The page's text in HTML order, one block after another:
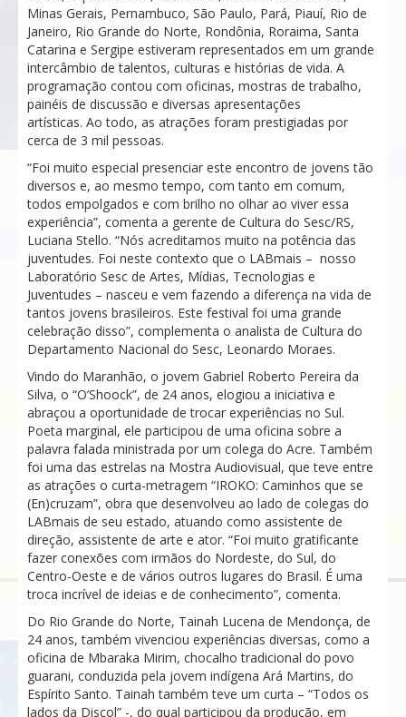
Minas Gerais, Pernambuco, São Paulo, Pará, Piauí, Rio de
Janeiro, Rio Grande do Norte, Rondônia, Roraima, Santa
Catarina e Sergipe estiveram representados em um grande
intercâmbio de talentos, culturas e histórias de vida. A
programação contou com oficinas, mostras de trabalho,
painéis de discussão e diversas apresentações
artísticas. Ao todo, as atrações foram prestigiadas por
cerca de 3 mil pessoas.
“Foi muito especial presenciar este encontro de jovens tão
diversos e, ao mesmo tempo, com tanto em comum,
todos empolgados e com brilho no olhar ao viver essa
experiência”, comenta a gerente de Cultura do Sesc/RS,
Luciana Stello. “Nós acreditamos muito na potência das
juventudes. Foi neste contexto que o LABmais – nosso
Laboratório Sesc de Artes, Mídias, Tecnologias e
Juventudes – nasceu e vem fazendo a diferença na vida de
tantos jovens brasileiros. Este festival foi uma grande
celebração disso”, complementa o analista de Cultura do
Departamento Nacional do Sesc, Leonardo Moraes.
Vindo do Maranhão, o jovem Gabriel Roberto Pereira da
Silva, o “O’Shoock”, de 24 anos, elogiou a iniciativa e
abraçou a oportunidade de trocar experiências no Sul.
Poeta marginal, ele participou de uma oficina sobre a
palavra falada ministrada por um colega do Acre. Também
foi uma das estrelas na Mostra Audiovisual, que teve entre
as atrações o curta-metragem “IROKO: Caminhos que se
(En)cruzam”, obra que desenvolveu ao lado de colegas do
LABmais de seu estado, atuando como assistente de
direção, assistente de arte e ator. “Foi muito gratificante
fazer conexões com irmãos do Nordeste, do Sul, do
Centro-Oeste e de vários outros lugares do Brasil. É uma
troca incrível de ideias e de conhecimento”, comenta.
Do Rio Grande do Norte, Tainah Lucena de Mendonça, de
24 anos, também vivenciou experiências diversas, como a
oficina de Mbaraka Mirim, chocalho tradicional do povo
guarani, conduzida pela jovem indígena Ará Martins, do
Espírito Santo. Tainah também teve um curta – “Todos os
lados da Discol” -, do qual participou da produção, em